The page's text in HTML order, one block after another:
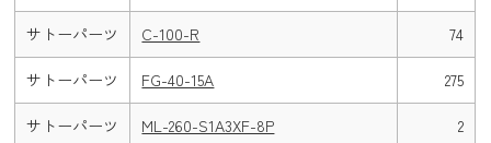
サトーパーツ C-100-R 74
サトーパーツ FG-40-15A 275
サトーパーツ ML-260-S1A3XF-8P 2